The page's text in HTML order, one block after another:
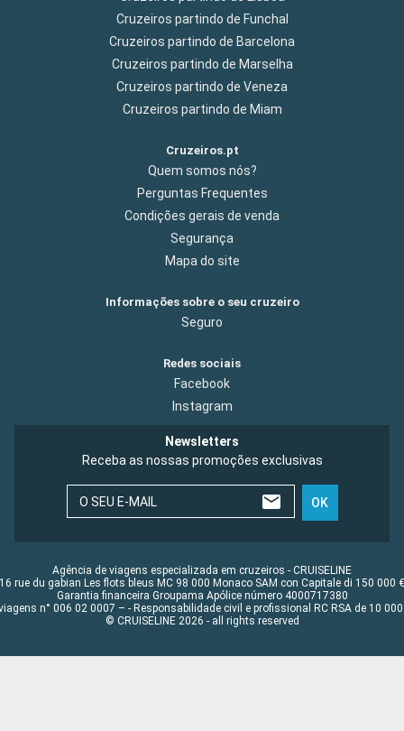
Cruzeiros partindo de Funchal
Cruzeiros partindo de Barcelona
Cruzeiros partindo de Marselha
Cruzeiros partindo de Veneza
Cruzeiros partindo de Miam
Cruzeiros.pt
Quem somos nós?
Perguntas Frequentes
Condições gerais de venda
Segurança
Mapa do site
Informações sobre o seu cruzeiro
Seguro
Redes sociais
Facebook
Instagram
Newsletters
Receba as nossas promoções exclusivas
O SEU E-MAIL OK
Agência de viagens especializada em cruzeiros - CRUISELINE
16 rue du gabian Les flots bleus MC 98 000 Monaco SAM con Capitale di 150 000 €
Garantia financeira Groupama Apólice número 4000717380
n° 006 02 0007 – - Responsabilidade civil e profissional RC RSA de 10 000
© CRUISELINE 2026 - all rights reserved